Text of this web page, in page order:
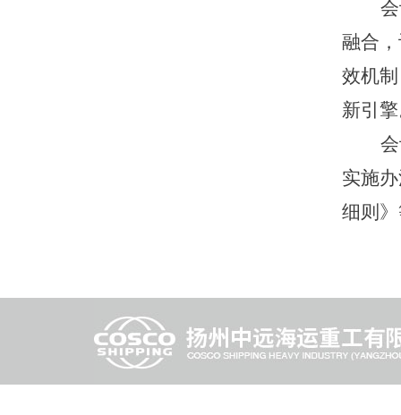
融合，
效机
新引
实施
细则